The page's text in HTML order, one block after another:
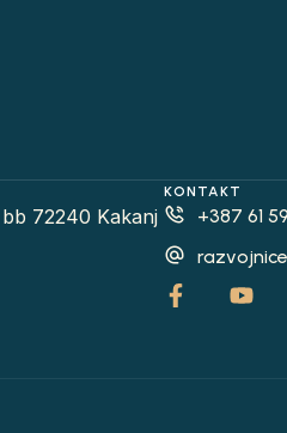
72240 Kakanj
KONTAKT
+387 61